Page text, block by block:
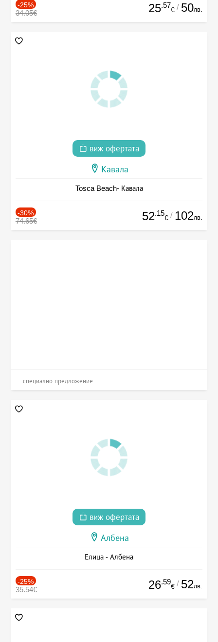
-25%
34.05€ 25.57
€ / 50лв.
виж офертата
Кавала
Tosca Beach- Кавала
-30%
74.65€ 52.15
€ / 102лв.
специално предложение
виж офертата
Албена
Елица - Албена
-25%
35.54€ 26.59
€ / 52лв.